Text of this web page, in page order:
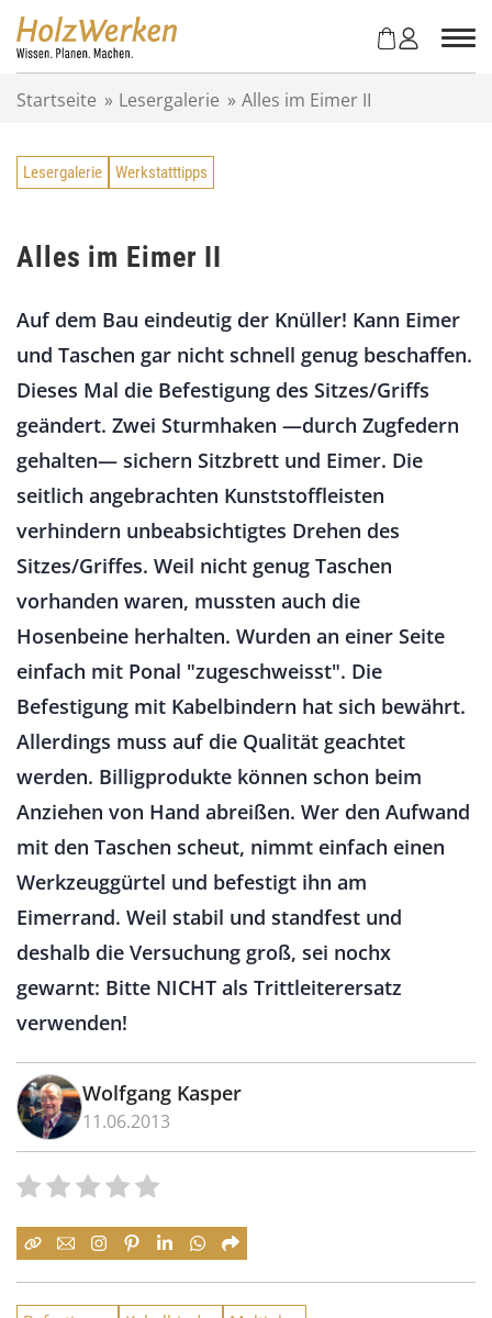
Startseite » Lesergalerie » Alles im Eimer II
Lesergalerie Werkstatttipps
Alles im Eimer II
Auf dem Bau eindeutig der Knüller! Kann Eimer
und Taschen gar nicht schnell genug beschaffen.
Dieses Mal die Befestigung des Sitzes/Griffs
geändert. Zwei Sturmhaken —durch Zugfedern
gehalten— sichern Sitzbrett und Eimer. Die
seitlich angebrachten Kunststoffleisten
verhindern unbeabsichtigtes Drehen des
Sitzes/Griffes. Weil nicht genug Taschen
vorhanden waren, mussten auch die
Hosenbeine herhalten. Wurden an einer Seite
einfach mit Ponal "zugeschweisst". Die
Befestigung mit Kabelbindern hat sich bewährt.
Allerdings muss auf die Qualität geachtet
werden. Billigprodukte können schon beim
Anziehen von Hand abreißen. Wer den Aufwand
mit den Taschen scheut, nimmt einfach einen
Werkzeuggürtel und befestigt ihn am
Eimerrand. Weil stabil und standfest und
deshalb die Versuchung groß, sei nochx
gewarnt: Bitte NICHT als Trittleiterersatz
verwenden!
Wolfgang Kasper
11.06.2013